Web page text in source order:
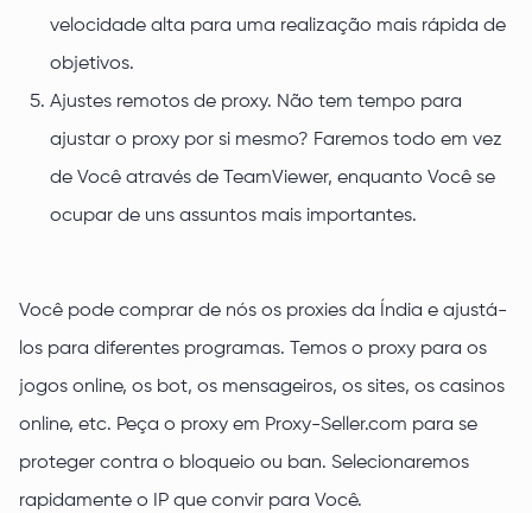
velocidade alta para uma realização mais rápida de
objetivos.
Ajustes remotos de proxy. Não tem tempo para
ajustar o proxy por si mesmo? Faremos todo em vez
de Você através de TeamViewer, enquanto Você se
ocupar de uns assuntos mais importantes.
Você pode comprar de nós os proxies da Índia e ajustá-
los para diferentes programas. Temos o proxy para os
jogos online, os bot, os mensageiros, os sites, os casinos
online, etc. Peça o proxy em Proxy-Seller.com para se
proteger contra o bloqueio ou ban. Selecionaremos
rapidamente o IP que convir para Você.